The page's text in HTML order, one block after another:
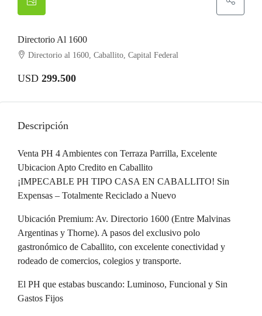
Directorio Al 1600
Directorio al 1600, Caballito, Capital Federal
USD 299.500
Descripción
Venta PH 4 Ambientes con Terraza Parrilla, Excelente
Ubicacion Apto Credito en Caballito
¡IMPECABLE PH TIPO CASA EN CABALLITO! Sin
Expensas – Totalmente Reciclado a Nuevo
Ubicación Premium: Av. Directorio 1600 (Entre Malvinas
Argentinas y Thorne). A pasos del exclusivo polo
gastronómico de Caballito, con excelente conectividad y
rodeado de comercios, colegios y transporte.
El PH que estabas buscando: Luminoso, Funcional y Sin
Gastos Fijos